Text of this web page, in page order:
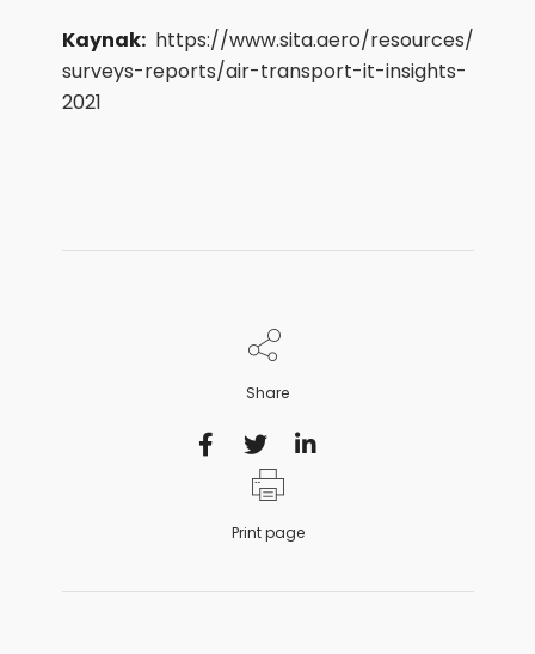
Kaynak: https://www.sita.aero/resources/
surveys-reports/air-transport-it-insights-
2021
Share
Print page